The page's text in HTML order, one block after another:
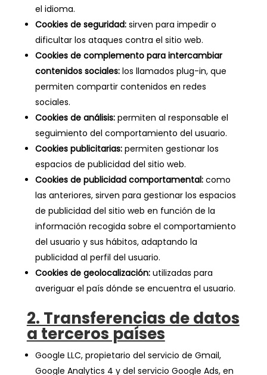
el idioma.
Cookies de seguridad: sirven para impedir o
dificultar los ataques contra el sitio web.
Cookies de complemento para intercambiar
contenidos sociales: los llamados plug-in, que
permiten compartir contenidos en redes
sociales.
Cookies de análisis: permiten al responsable el
seguimiento del comportamiento del usuario.
Cookies publicitarias: permiten gestionar los
espacios de publicidad del sitio web.
Cookies de publicidad comportamental: como
las anteriores, sirven para gestionar los espacios
de publicidad del sitio web en función de la
información recogida sobre el comportamiento
del usuario y sus hábitos, adaptando la
publicidad al perfil del usuario.
Cookies de geolocalización: utilizadas para
averiguar el país dónde se encuentra el usuario.
2. Transferencias de datos
a terceros países
Google LLC, propietario del servicio de Gmail,
Google Analytics 4 y del servicio Google Ads, en